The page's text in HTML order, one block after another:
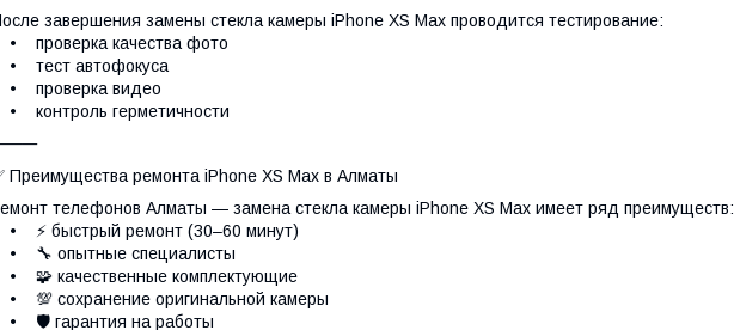
завершения замены стекла камеры iPhone XS Max проводится тестирование:
• проверка качества фото
• тест автофокуса
• проверка видео
• контроль герметичности
Преимущества ремонта iPhone XS Max в Алматы
телефонов Алматы — замена стекла камеры iPhone XS Max имеет ряд преимуществ:
• ⚡ быстрый ремонт (30–60 минут)
• 🔧 опытные специалисты
• 🧩 качественные комплектующие
• 💯 сохранение оригинальной камеры
• 🛡️ гарантия на работы